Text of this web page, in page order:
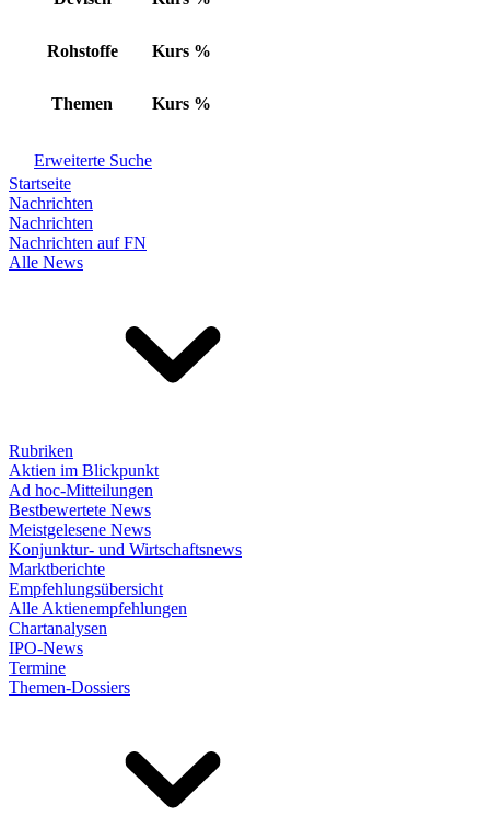
Rohstoffe Kurs %
Themen Kurs %
Erweiterte Suche
Startseite
Nachrichten
Nachrichten
Nachrichten auf FN
Alle News
Rubriken
Aktien im Blickpunkt
Ad hoc-Mitteilungen
Bestbewertete News
Meistgelesene News
Konjunktur- und Wirtschaftsnews
Marktberichte
Empfehlungsübersicht
Alle Aktienempfehlungen
Chartanalysen
IPO-News
Termine
Themen-Dossiers